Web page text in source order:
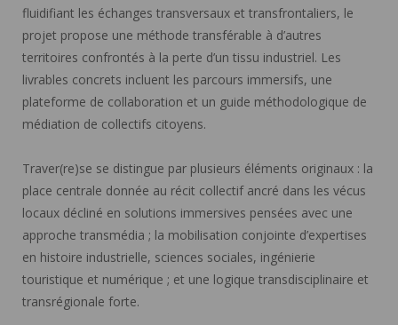
fluidifiant les échanges transversaux et transfrontaliers, le
projet propose une méthode transférable à d’autres
territoires confrontés à la perte d’un tissu industriel. Les
livrables concrets incluent les parcours immersifs, une
plateforme de collaboration et un guide méthodologique de
médiation de collectifs citoyens.
Traver(re)se se distingue par plusieurs éléments originaux : la
place centrale donnée au récit collectif ancré dans les vécus
locaux décliné en solutions immersives pensées avec une
approche transmédia ; la mobilisation conjointe d’expertises
en histoire industrielle, sciences sociales, ingénierie
touristique et numérique ; et une logique transdisciplinaire et
transrégionale forte.